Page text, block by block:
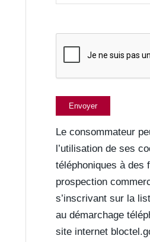
Le consommateur
l’utilisation de ses
téléphoniques à des
prospection
s’inscrivant sur la
au démarchage
site internet